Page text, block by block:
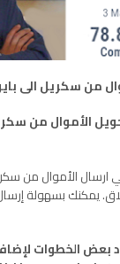
من سكريل الى
الأموال من
الأموال من
يمكنك بسهولة
بعض الخطوات